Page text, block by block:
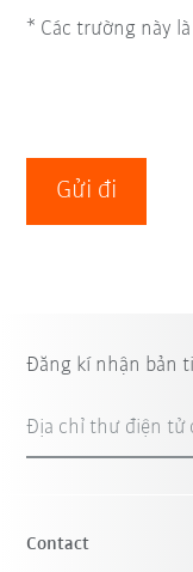
* Các trường này
Gửi đi
Đăng kí nhận bản
Địa chỉ thư điện tử
Contact